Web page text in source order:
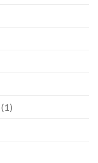
(1)